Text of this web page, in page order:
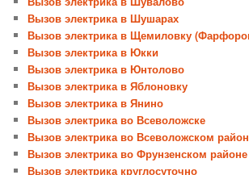
Вызов электрика в Шушарах
Вызов электрика в Щемиловку
Вызов электрика в Юкки
Вызов электрика в Юнтолово
Вызов электрика в Яблоновку
Вызов электрика в Янино
Вызов электрика во Всеволожске
Вызов электрика во Всеволожском
Вызов электрика во Фрунзенском районе
Вызов электрика круглосуточно